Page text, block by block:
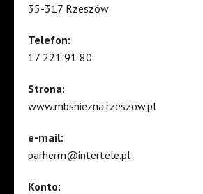
35-317 Rzeszów
Telefon:
17 221 91 80
Strona:
www.mbsniezna.rzeszow.pl
e-mail:
parherm@intertele.pl
Konto: